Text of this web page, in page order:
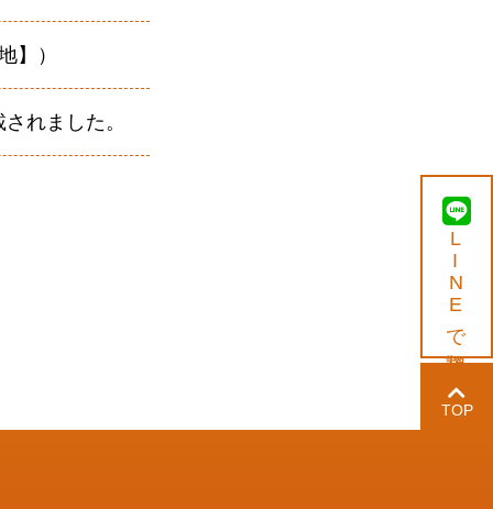
】）
れました。
LINEで相談
TOP